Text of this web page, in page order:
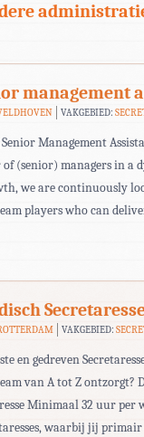
management
VAKGEBIED:
Management
(senior) managers in a
we are continuously
players who can
VAKGEBIED:
en gedreven
van A tot Z ontzorgt?
Minimaal 32 uur per
waarbij jij